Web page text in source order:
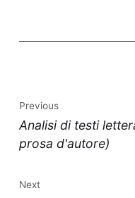
Previous
Analisi di testi
prosa d'autore)
Next